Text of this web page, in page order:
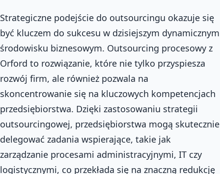
Strategiczne podejście do outsourcingu okazuje się
być kluczem do sukcesu w dzisiejszym dynamicznym
środowisku biznesowym. Outsourcing procesowy z
Orford to rozwiązanie, które nie tylko przyspiesza
rozwój firm, ale również pozwala na
skoncentrowanie się na kluczowych kompetencjach
przedsiębiorstwa. Dzięki zastosowaniu strategii
outsourcingowej, przedsiębiorstwa mogą skutecznie
delegować zadania wspierające, takie jak
zarządzanie procesami administracyjnymi, IT czy
logistycznymi, co przekłada się na znaczną redukcję